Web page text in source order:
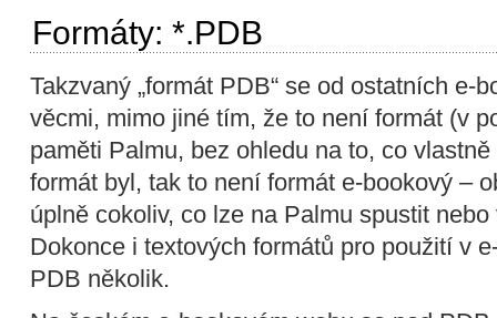
Formáty: *.PDB
Takzvaný „formát PDB“ se od ostatních e-
věcmi, mimo jiné tím, že to není formát (v
paměti Palmu, bez ohledu na to, co
formát byl, tak to není formát e-bookový –
úplně cokoliv, co lze na Palmu spustit
Dokonce i textových formátů pro použití v
PDB několik.